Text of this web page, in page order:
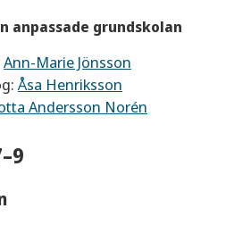
anpassade grundskolan
Ann-Marie Jönsson
Åsa Henriksson
Andersson Norén